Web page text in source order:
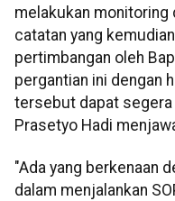
melakukan monitoring
catatan yang
pertimbangan oleh
pergantian ini dengan
tersebut dapat segera
Prasetyo Hadi
"Ada yang berkenaan
dalam menjalankan